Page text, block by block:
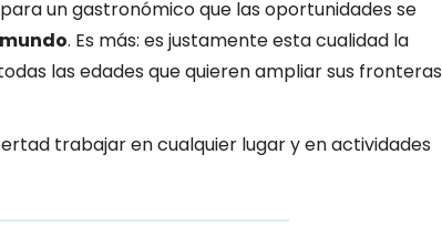
un gastronómico que las oportunidades se
. Es más: es justamente esta cualidad la
las edades que quieren ampliar sus fronteras
trabajar en cualquier lugar y en actividades